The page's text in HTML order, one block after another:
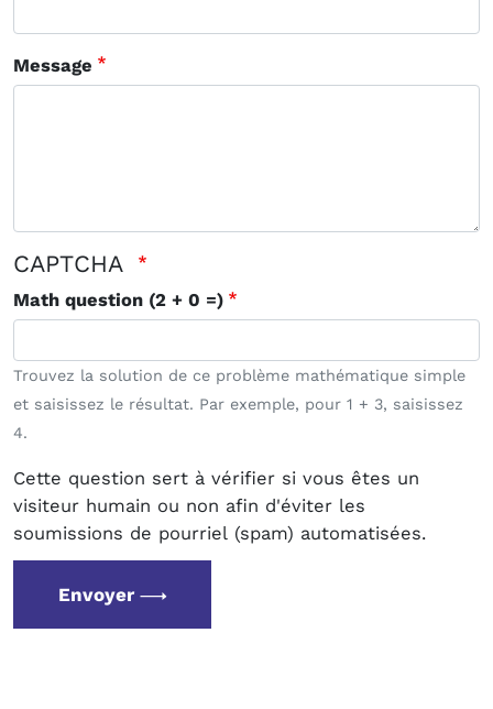
Message
CAPTCHA
Math question (2 + 0 =)
Trouvez la solution de ce problème mathématique simple
et saisissez le résultat. Par exemple, pour 1 + 3, saisissez
4.
Cette question sert à vérifier si vous êtes un
visiteur humain ou non afin d'éviter les
soumissions de pourriel (spam) automatisées.
Envoyer